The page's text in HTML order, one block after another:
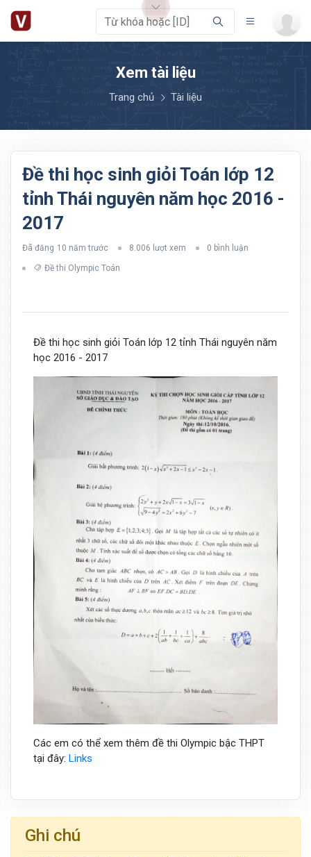
Xem tài liệu
Trang chủ Tài liệu
Đề thi học sinh giỏi Toán lớp 12
tỉnh Thái nguyên năm học 2016 -
2017
Đã đăng 10 năm trước 8.006 lượt xem 0 bình luận
Đề thi Olympic Toán
Đề thi học sinh giỏi Toán lớp 12 tỉnh Thái nguyên năm
học 2016 - 2017
Các em có thể xem thêm đề thi Olympic bậc THPT
tại đây: Links
Ghi chú